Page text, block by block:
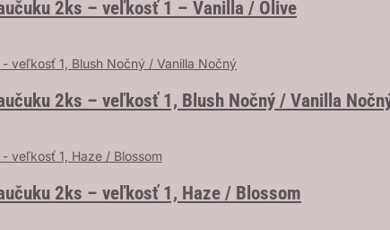
2ks – veľkosť 1 – Vanilla / Olive
2ks – veľkosť 1, Blush Nočný / Vanilla
2ks – veľkosť 1, Haze / Blossom